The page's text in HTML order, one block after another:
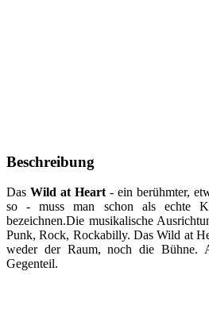
Beschreibung
Das Wild at Heart- ein berühmter,
so - muss man schon als echte
bezeichnen.Die musikalische
Punk, Rock, Rockabilly. Das Wild at
weder der Raum, noch die Bühne.
Gegenteil.